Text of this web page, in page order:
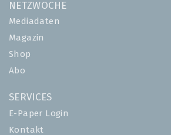
NETZWOCHE
Mediadaten
Magazin
Shop
Abo
SERVICES
E-Paper Login
Kontakt